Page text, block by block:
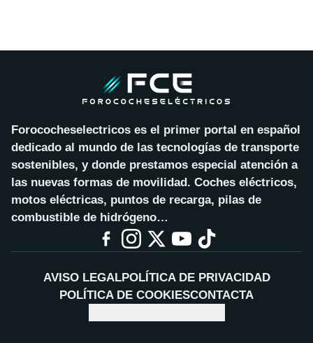
Forococheselectricos es el primer portal en español
dedicado al mundo de las tecnologías de transporte
sostenibles, y donde prestamos especial atención a
las nuevas formas de movilidad. Coches eléctricos,
motos eléctricas, puntos de recarga, pilas de
combustible de hidrógeno…
AVISO LEGALPOLÍTICA DE PRIVACIDAD
POLÍTICA DE COOKIESCONTACTA